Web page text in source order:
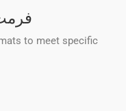
to meet specific